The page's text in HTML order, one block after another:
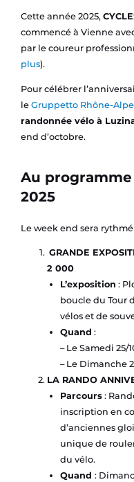
Cette année 2025,
commencé à Vienne
par le coureur
plus).
Pour célébrer
le Gruppetto Rhône-
randonnée vélo à
end d’octobre.
Au
2025
Le week end sera
GRANDE
2 000
L’exposition :
boucle du Tour
vélos et de
Quand :
– Le Samedi 25/
– Le Dimanche
LA RANDO
Parcours :
inscription en
d’anciennes
unique de
du vélo.
Quand: